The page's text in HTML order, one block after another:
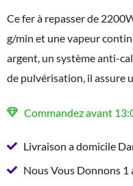
Ce fer à repasser de
g/min et une vapeur
argent, un système anti-
de pulvérisation, il assure
Commandez avant
Livraison a domicile
Nous Vous Donnons 1